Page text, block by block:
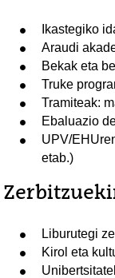
Ikastegiko
Araudi
Bekak eta
Truke
Tramiteak:
Ebaluazio
UPV/
etab.)
Liburutegi
Kirol eta